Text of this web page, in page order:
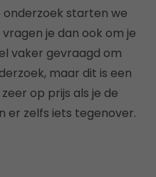
starten we
je dan ook om je
vaker gevraagd om
maar dit is een
op prijs als je de
er zelfs iets tegenover.